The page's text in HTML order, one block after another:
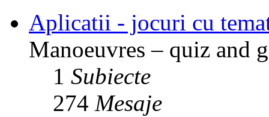
Aplicatii - jocuri cu
Manoeuvres – quiz and
1 Subiecte
274 Mesaje